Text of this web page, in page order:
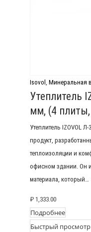
Isovol Минеральная
Утеплитель
мм, (4
Утеплитель IZOVOL
продукт,
теплоизоляции и
офисном здании. Он
материала, который…
₽ 1,333.00
Подробнее
Быстрый просмотр